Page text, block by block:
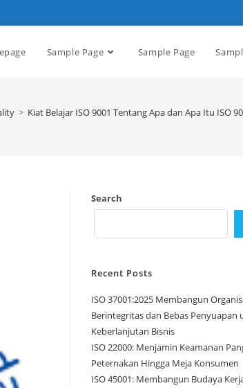
Sample Page Sample Page
> Kiat Belajar ISO 9001 Tentang Apa dan Apa Itu ISO
Search
Recent Posts
ISO 37001:2025 Membangun
Berintegritas dan Bebas Penyuapan
Keberlanjutan Bisnis
ISO 22000: Menjamin Keamanan
Peternakan Hingga Meja Konsumen
ISO 45001: Membangun Budaya